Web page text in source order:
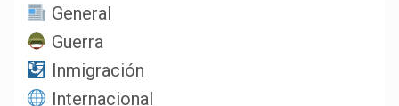
General
Guerra
Inmigración
Internacional